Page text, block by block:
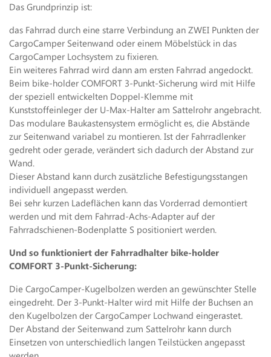
Das Grundprinzip ist:
das Fahrrad durch eine starre Verbindung an ZWEI Punkten der
CargoCamper Seitenwand oder einem Möbelstück in das
CargoCamper Lochsystem zu fixieren.
Ein weiteres Fahrrad wird dann am ersten Fahrrad angedockt.
Beim bike-holder COMFORT 3-Punkt-Sicherung wird mit Hilfe
der speziell entwickelten Doppel-Klemme mit
Kunststoffeinleger der U-Max-Halter am Sattelrohr angebracht.
Das modulare Baukastensystem ermöglicht es, die Abstände
zur Seitenwand variabel zu montieren. Ist der Fahrradlenker
gedreht oder gerade, verändert sich dadurch der Abstand zur
Wand.
Dieser Abstand kann durch zusätzliche Befestigungsstangen
individuell angepasst werden.
Bei sehr kurzen Ladeflächen kann das Vorderrad demontiert
werden und mit dem Fahrrad-Achs-Adapter auf der
Fahrradschienen-Bodenplatte S positioniert werden.
Und so funktioniert der Fahrradhalter bike-holder
COMFORT 3-Punkt-Sicherung:
Die CargoCamper-Kugelbolzen werden an gewünschter Stelle
eingedreht. Der 3-Punkt-Halter wird mit Hilfe der Buchsen an
den Kugelbolzen der CargoCamper Lochwand eingerastet.
Der Abstand der Seitenwand zum Sattelrohr kann durch
Einsetzen von unterschiedlich langen Teilstücken angepasst